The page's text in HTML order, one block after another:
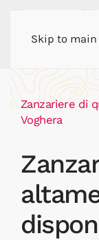
Skip to
Zanzariere di
Voghera